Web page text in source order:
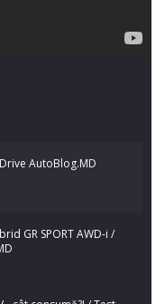
AutoBlog.MD
GR SPORT AWD-i /